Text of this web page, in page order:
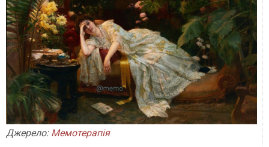
Джерело: Мемотерапія